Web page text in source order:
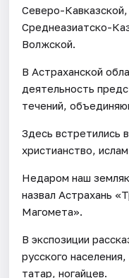
Северо-
Среднеазиатско-
Волжской.
В Астраханской
деятельность
течений,
Здесь встретились
христианство,
Недаром наш
назвал Астрахань
Магомета».
В экспозиции
русского
татар, ногайцев.